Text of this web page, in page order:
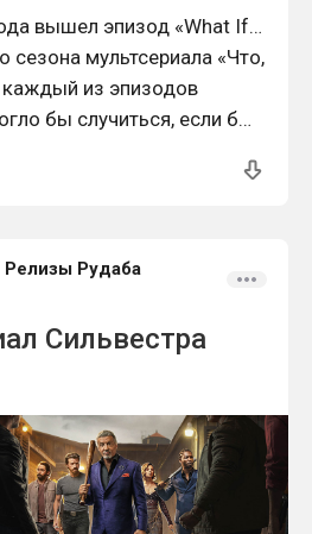
вышел эпизод «What If…
сезона мультсериала «Что,
каждый из эпизодов
бы случиться, если бы
Релизы Рудаба
Сильвестра